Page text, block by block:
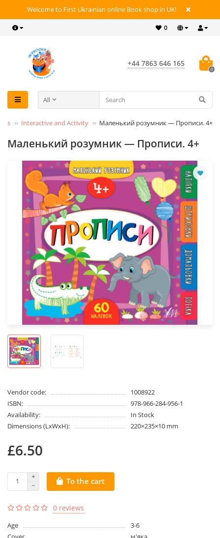
Welcome to First Ukrainian online Book shop in UK!
0
+44 7863 646 165
0
All
Interactive and Activity Маленький розумник — Прописи. 4+
Маленький розумник — Прописи. 4+
Vendor code:
1008922
ISBN:
978-966-284-956-1
Availability:
In Stock
Dimensions (LxWxH):
220×235×10 mm
£6.50
To the cart
0 reviews
Age
3-6